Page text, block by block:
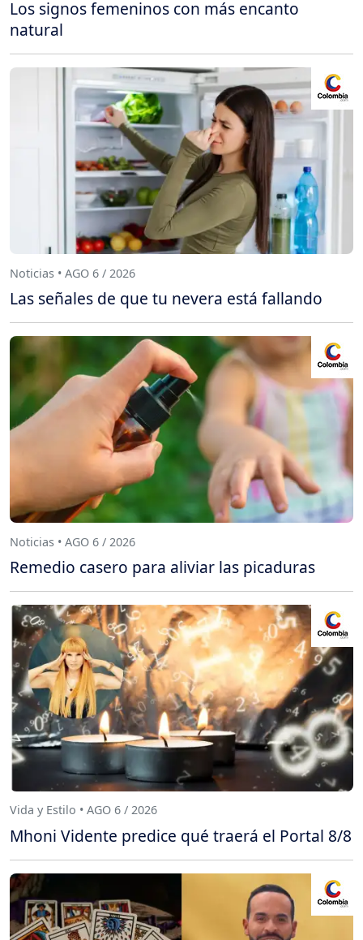
Los signos femeninos con más encanto
natural
Noticias • AGO 6 / 2026
Las señales de que tu nevera está fallando
Noticias • AGO 6 / 2026
Remedio casero para aliviar las picaduras
Vida y Estilo • AGO 6 / 2026
Mhoni Vidente predice qué traerá el Portal 8/8